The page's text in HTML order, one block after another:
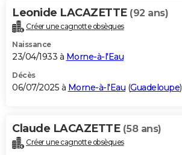
Leonide LACAZETTE (92 ans)
Créer une cagnotte obsèques
Naissance
23/04/1933 à Morne-à-l'Eau
Décès
06/07/2025 à Morne-à-l'Eau (Guadeloupe)
Claude LACAZETTE (58 ans)
Créer une cagnotte obsèques